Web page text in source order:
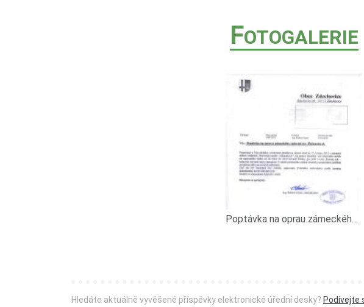
FOTOGALERIE
Poptávka na oprau zámeckého oplocení tzv. Řečanská ul.
Hledáte aktuálně vyvěšené příspěvky elektronické úřední desky? Podívejte